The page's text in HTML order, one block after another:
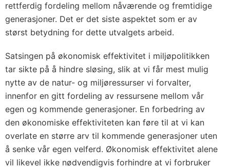
rettferdig fordeling mellom nåværende og fremtidige
generasjoner. Det er det siste aspektet som er av
størst betydning for dette utvalgets arbeid.
Satsingen på økonomisk effektivitet i miljøpolitikken
tar sikte på å hindre sløsing, slik at vi får mest mulig
nytte av de natur- og miljøressurser vi forvalter,
innenfor en gitt fordeling av ressursene mellom vår
egen og kommende generasjoner. En forbedring av
den økonomiske effektiviteten kan føre til at vi kan
overlate en større arv til kommende generasjoner uten
å senke vår egen velferd. Økonomisk effektivitet alene
vil likevel ikke nødvendigvis forhindre at vi forbruker